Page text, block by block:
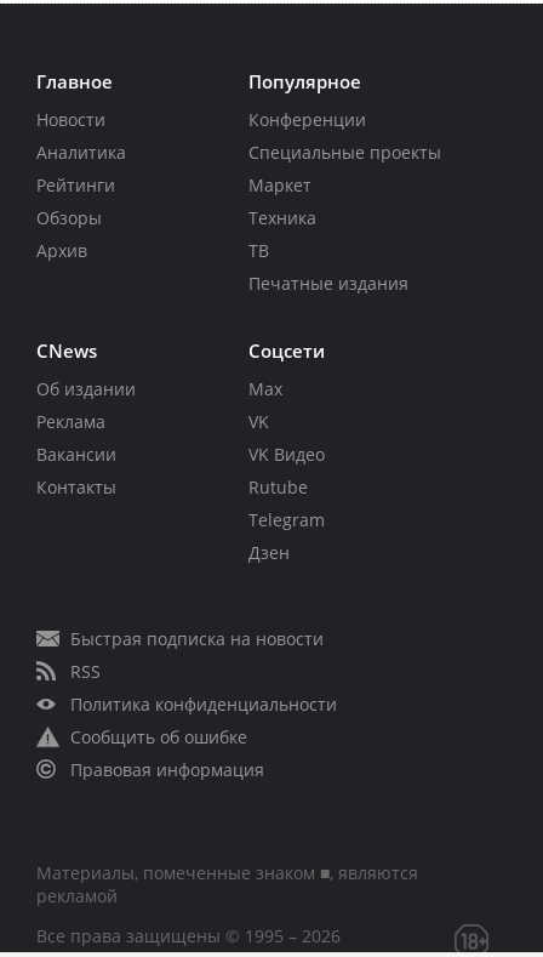
Главное
Новости
Аналитика
Рейтинги
Обзоры
Архив
Популярное
Конференции
Специальные проекты
Маркет
Техника
ТВ
Печатные издания
CNews
Об издании
Реклама
Вакансии
Контакты
Соцсети
Max
VK
VK Видео
Rutube
Telegram
Дзен
Быстрая подписка на новости
RSS
Политика конфиденциальности
Сообщить об ошибке
Правовая информация
Материалы, помеченные знаком ■, являются
рекламой
Все права защищены © 1995 – 2026